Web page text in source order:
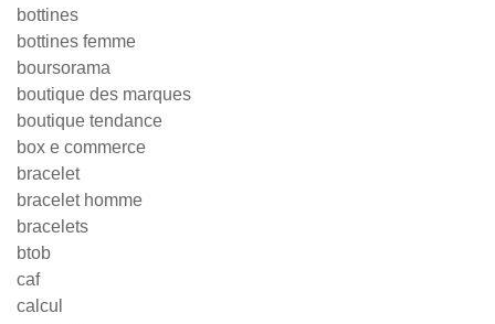
bottines
bottines femme
boursorama
boutique des marques
boutique tendance
box e commerce
bracelet
bracelet homme
bracelets
btob
caf
calcul